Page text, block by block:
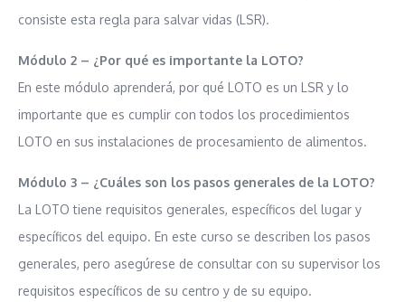
consiste esta regla para salvar vidas (LSR).
Módulo 2 – ¿Por qué es importante la LOTO?
En este módulo aprenderá, por qué LOTO es un LSR y lo
importante que es cumplir con todos los procedimientos
LOTO en sus instalaciones de procesamiento de alimentos.
Módulo 3 – ¿Cuáles son los pasos generales de la LOTO?
La LOTO tiene requisitos generales, específicos del lugar y
específicos del equipo. En este curso se describen los pasos
generales, pero asegúrese de consultar con su supervisor los
requisitos específicos de su centro y de su equipo.